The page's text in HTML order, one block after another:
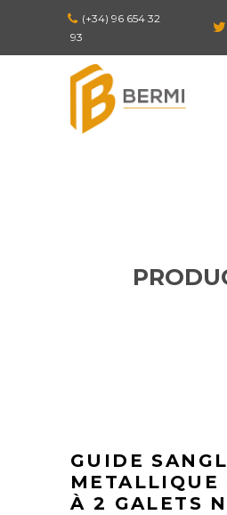
(+34) 96 654 32
93
GUIDE
METALLIQUE
À 2 GALETS